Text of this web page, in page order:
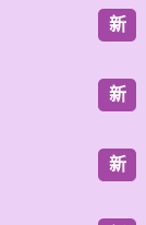
新
新
新